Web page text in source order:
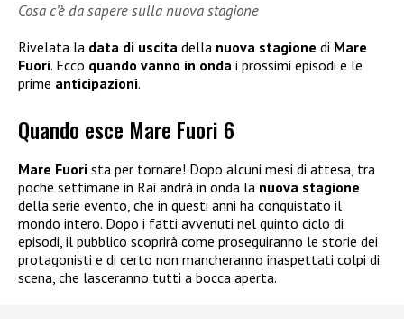
Cosa c’è da sapere sulla nuova stagione
Rivelata la data di uscita della nuova stagione di Mare
Fuori. Ecco quando vanno in onda i prossimi episodi e le
prime anticipazioni.
Quando esce Mare Fuori 6
Mare Fuori sta per tornare! Dopo alcuni mesi di attesa, tra
poche settimane in Rai andrà in onda la nuova stagione
della serie evento, che in questi anni ha conquistato il
mondo intero. Dopo i fatti avvenuti nel quinto ciclo di
episodi, il pubblico scoprirà come proseguiranno le storie dei
protagonisti e di certo non mancheranno inaspettati colpi di
scena, che lasceranno tutti a bocca aperta.